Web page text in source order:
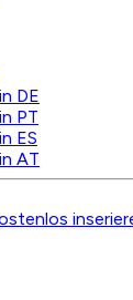
DE
PT
ES
AT